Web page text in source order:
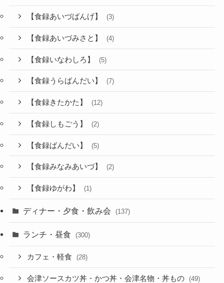
【食録あいづばんげ】 (3)
【食録あいづみさと】 (4)
【食録いなわしろ】 (5)
【食録うらばんだい】 (7)
【食録きたかた】 (12)
【食録しもごう】 (2)
【食録ばんだい】 (5)
【食録みなみあいづ】 (2)
【食録ゆがわ】 (1)
ディナー・夕食・飲み会 (137)
ランチ・昼食 (300)
カフェ・軽食 (28)
会津ソースカツ丼・かつ丼・会津名物・丼もの (49)